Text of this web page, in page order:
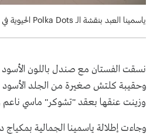
ياسمينا العبد بنقشة الـ Polka Dots الحيوية في مهرجان كان
نسقت الفستان مع صندل باللون الأسود
وحقيبة كلتش صغيرة من الجلد الأسود
وزينت عنقها بعقد "تشوكر" ماسي ناعم
وجاءت إطلالة ياسمينا الجمالية بمكياج